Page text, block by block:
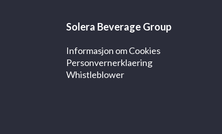
Solera Beverage Group
Informasjon om Cookies
Personvernerklaering
Whistleblower